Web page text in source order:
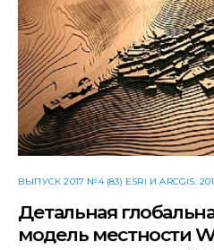
ВЫПУСК 2017 №4 (83) ESRI И ARCGIS:
Детальная
модель местности